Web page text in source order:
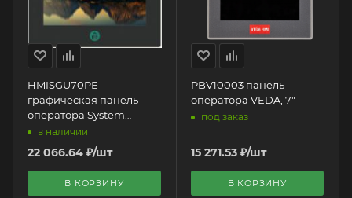
HMISGU70PE
графическая панель
оператора System
Electric | 7" HMI
в наличии
22 066.64 ₽/шт
В КОРЗИНУ
PBV10003 панель
оператора VEDA, 7"
под заказ
15 271.53₽/шт
В КОРЗИНУ